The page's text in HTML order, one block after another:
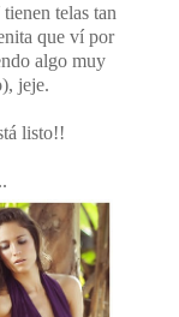
telas tan
que ví por
algo muy
jeje.
listo!!